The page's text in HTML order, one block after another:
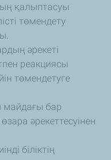
қалыптасуы
төмендету
әрекеті
реакциясы
төмендетуге
майдағы бар
әрекеттесуінен
біліктің